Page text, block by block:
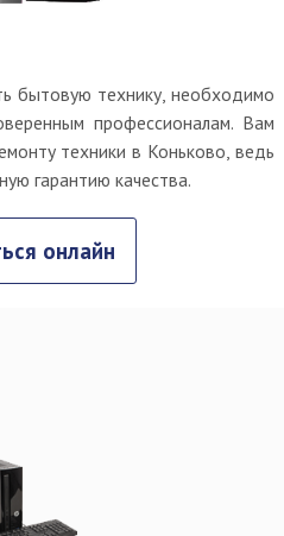
бытовую технику, необходимо
профессионалам. Вам
техники в Коньково, ведь
гарантию качества.
онлайн